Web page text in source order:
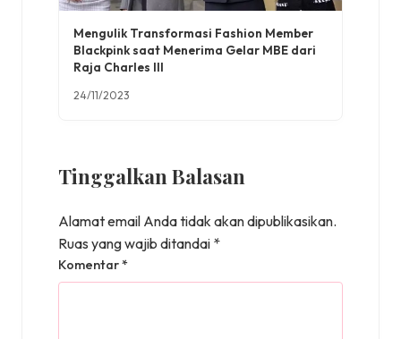
Mengulik Transformasi Fashion Member
Blackpink saat Menerima Gelar MBE dari
Raja Charles III
24/11/2023
Tinggalkan Balasan
Alamat email Anda tidak akan dipublikasikan.
Ruas yang wajib ditandai *
Komentar*